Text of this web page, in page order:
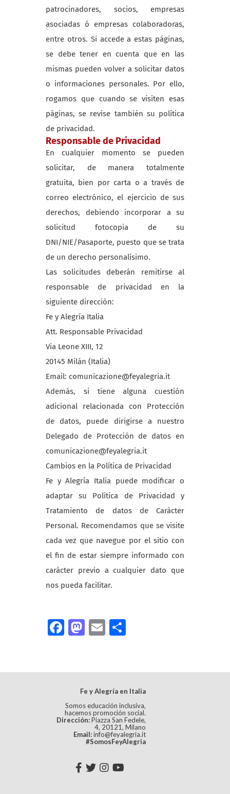
patrocinadores, socios, empresas
asociadas ó empresas colaboradoras,
entre otros. Si accede a estas páginas,
se debe tener en cuenta que en las
mismas pueden volver a solicitar datos
o informaciones personales. Por ello,
rogamos que cuando se visiten esas
páginas, se revise también su política
de privacidad.
Responsable de Privacidad
En cualquier momento se pueden
solicitar, de manera totalmente
gratuita, bien por carta o a través de
correo electrónico, el ejercicio de sus
derechos, debiendo incorporar a su
solicitud fotocopia de su
DNI/NIE/Pasaporte, puesto que se trata
de un derecho personalísimo.
Las solicitudes deberán remitirse al
responsable de privacidad en la
siguiente dirección:
Fe y Alegría Italia
Att. Responsable Privacidad
Via Leone XIII, 12
20145 Milán (Italia)
Email: comunicazione@feyalegria.it
Además, si tiene alguna cuestión
adicional relacionada con Protección
de datos, puede dirigirse a nuestro
Delegado de Protección de datos en
comunicazione@feyalegria.it
Cambios en la Política de Privacidad
Fe y Alegría Italia puede modificar o
adaptar su Política de Privacidad y
Tratamiento de datos de Carácter
Personal. Recomendamos que se visite
cada vez que navegue por el sitio con
el fin de estar siempre informado con
carácter previo a cualquier dato que
nos pueda facilitar.
FacebookMastodon
Email
Fe y Alegría en Italia
Somos educación inclusiva,
hacemos promoción social.
Dirección:Piazza San Fedele,
4, 20121, Milano
Email:info@feyalegria.it
#SomosFeyAlegria